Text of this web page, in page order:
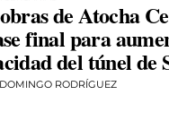
de Atocha
final para
del túnel de
RODRÍGUEZ